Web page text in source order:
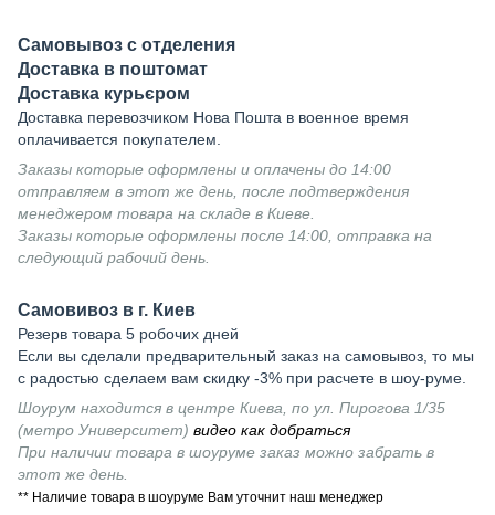
Самовывоз с отделения
Доставка в поштомат
Доставка курьєром
Доставка перевозчиком Нова Пошта в военное время
оплачивается покупателем.
Заказы которые оформлены и оплачены до 14:00
отправляем в этот же день, после подтверждения
менеджером товара на складе в Киеве.
Заказы которые оформлены после 14:00, отправка на
следующий рабочий день.
Самовивоз в г. Киев
Резерв товара 5 робочих дней
Если вы сделали предварительный заказ на самовывоз, то мы
с радостью сделаем вам скидку -3% при расчете в шоу-руме.
Шоурум находится в центре Киева, по ул. Пирогова 1/35
(метро Университет) видео как добраться
При наличии товара в шоуруме заказ можно забрать в
этот же день.
** Наличие товара в шоуруме Вам уточнит наш менеджер